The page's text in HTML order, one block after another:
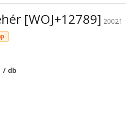
[WOJ+12789] 20021
/ db